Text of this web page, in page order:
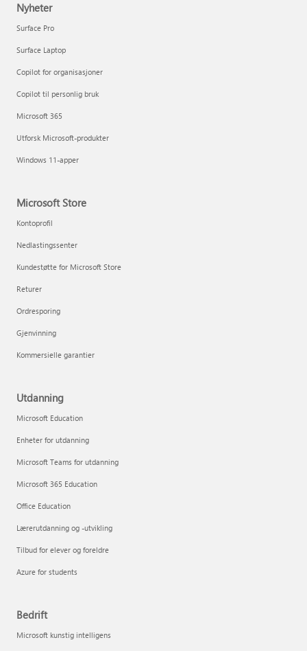
Nyheter
Surface Pro
Surface Laptop
Copilot for organisasjoner
Copilot til personlig bruk
Microsoft 365
Utforsk Microsoft-produkter
Windows 11-apper
Microsoft Store
Kontoprofil
Nedlastingssenter
Kundestøtte for Microsoft Store
Returer
Ordresporing
Gjenvinning
Kommersielle garantier
Utdanning
Microsoft Education
Enheter for utdanning
Microsoft Teams for utdanning
Microsoft 365 Education
Office Education
Lærerutdanning og -utvikling
Tilbud for elever og foreldre
Azure for students
Bedrift
Microsoft kunstig intelligens